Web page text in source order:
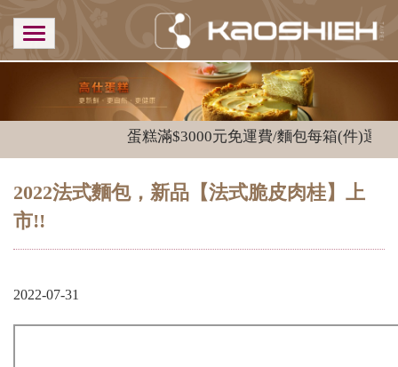
蛋糕滿$3000元免運費/麵包每箱(件)運費
2022法式麵包，新品【法式脆皮肉桂】上
市!!
2022-07-31